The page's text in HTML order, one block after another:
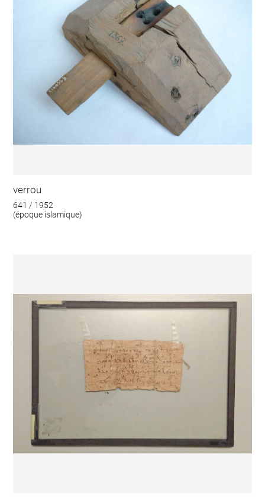
verrou
641 / 1952
(époque islamique)